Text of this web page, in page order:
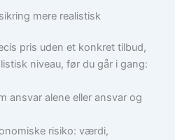
mere realistisk
pris uden et konkret tilbud,
niveau, før du går i gang:
ansvar alene eller ansvar og
risiko: værdi,